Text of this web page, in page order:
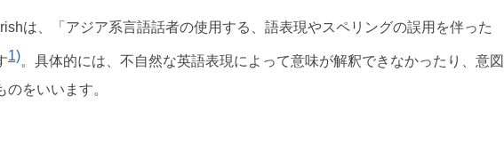
2
0
カ
は、「アジア系言語話者の使用する、語表現やスペリングの誤用を伴った
1)。具体的には、不自然な英語表現によって意味が解釈できなかったり、意図
をいいます。